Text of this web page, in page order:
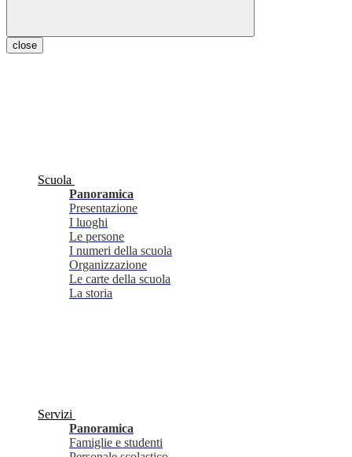
close
Scuola
Panoramica
Presentazione
I luoghi
Le persone
I numeri della scuola
Organizzazione
Le carte della scuola
La storia
Servizi
Panoramica
Famiglie e studenti